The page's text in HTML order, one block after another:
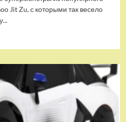
Jit Zu, с которыми так весело